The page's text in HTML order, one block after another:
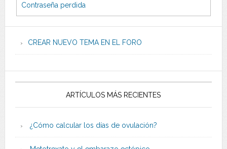
Contraseña perdida
CREAR NUEVO TEMA EN EL FORO
ARTÍCULOS MÁS RECIENTES
¿Cómo calcular los días de ovulación?